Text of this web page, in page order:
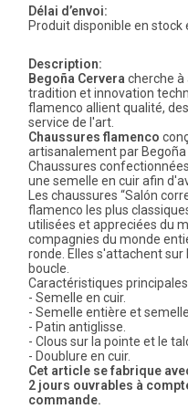
Délai d’envoi:
Produit disponible en
Description:
Begoña Cervera cherche
tradition et innovation
flamenco allient qualité,
service de l'art.
Chaussures flamenco
artisanalement par Begoña
Chaussures
une semelle en cuir afin
Les chaussures “Salón
flamenco les plus
utilisées et appreciées du
compagnies du monde
ronde. Elles s'attachent sur
boucle.
Caractéristiques principales
- Semelle en cuir.
- Semelle entière et
- Patin antiglisse.
- Clous sur la pointe et le
- Doublure en cuir.
Cet article se fabrique
2 jours ouvrables à
commande.